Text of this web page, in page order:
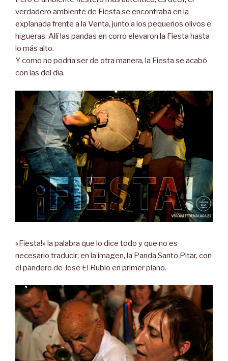
verdadero ambiente de Fiesta se encontraba en la
explanada frente a la Venta, junto a los pequeños olivos e
higueras. Allí las pandas en corro elevaron la Fiesta hasta
lo más alto.
Y como no podría ser de otra manera, la Fiesta se acabó
con las del día.
«Fiesta!» la palabra que lo dice todo y que no es
necesario traducir; en la imagen, la Panda Santo Pitar, con
el pandero de Jose El Rubio en primer plano.